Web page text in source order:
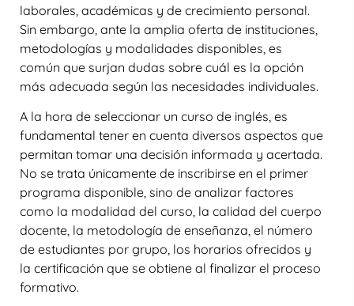
laborales, académicas y de crecimiento personal.
Sin embargo, ante la amplia oferta de instituciones,
metodologías y modalidades disponibles, es
común que surjan dudas sobre cuál es la opción
más adecuada según las necesidades individuales.
A la hora de seleccionar un curso de inglés, es
fundamental tener en cuenta diversos aspectos que
permitan tomar una decisión informada y acertada.
No se trata únicamente de inscribirse en el primer
programa disponible, sino de analizar factores
como la modalidad del curso, la calidad del cuerpo
docente, la metodología de enseñanza, el número
de estudiantes por grupo, los horarios ofrecidos y
la certificación que se obtiene al finalizar el proceso
formativo.